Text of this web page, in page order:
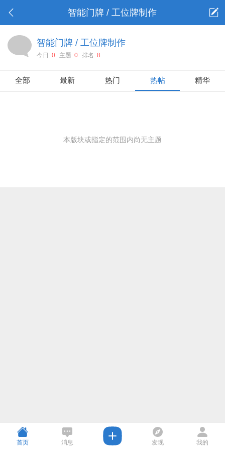
智能门牌 / 工位牌制作
智能门牌 / 工位牌制作
今日: 0 主题: 0 排名: 8
全部 最新 热门 热帖 精华
本版块或指定的范围内尚无主题
首页 消息 发现 我的